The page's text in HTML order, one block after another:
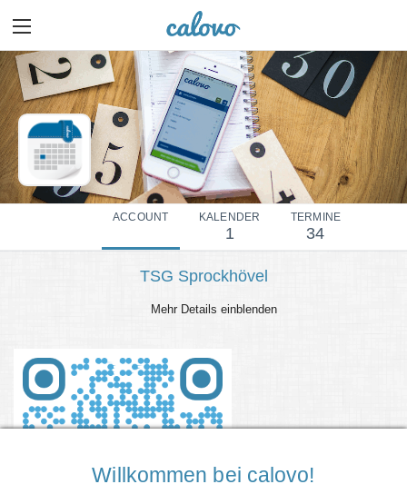
ACCOUNT KALENDER
1
TERMINE
34
TSG Sprockhövel
Mehr Details einblenden
Willkommen bei calovo!